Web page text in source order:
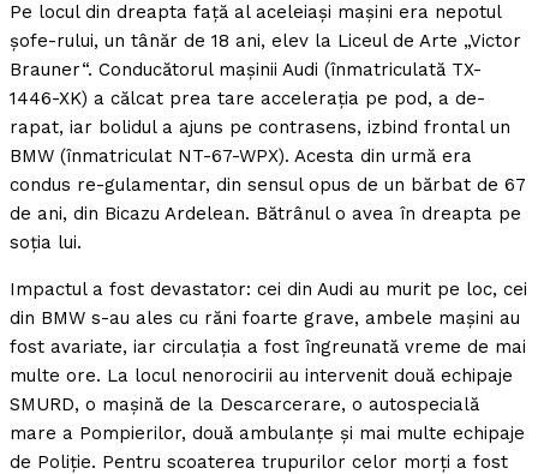
Pe locul din dreapta faţă al aceleiaşi maşini era nepotul
şofe-rului, un tânăr de 18 ani, elev la Liceul de Arte „Victor
Brauner“. Conducătorul maşinii Audi (înmatriculată TX-
1446-XK) a călcat prea tare acceleraţia pe pod, a de-
rapat, iar bolidul a ajuns pe contrasens, izbind frontal un
BMW (înmatriculat NT-67-WPX). Acesta din urmă era
condus re-gulamentar, din sensul opus de un bărbat de 67
de ani, din Bicazu Ardelean. Bătrânul o avea în dreapta pe
soţia lui.
Impactul a fost devastator: cei din Audi au murit pe loc, cei
din BMW s-au ales cu răni foarte grave, ambele maşini au
fost avariate, iar circulaţia a fost îngreunată vreme de mai
multe ore. La locul nenorocirii au intervenit două echipaje
SMURD, o maşină de la Descarcerare, o autospecială
mare a Pompierilor, două ambulanţe şi mai multe echipaje
de Poliţie. Pentru scoaterea trupurilor celor morţi a fost